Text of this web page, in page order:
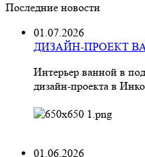
Последние новости
01.07.2026
ДИЗАЙН-ПРОЕКТ
Интерьер ванной в
дизайн‑проекта в
01.06.2026